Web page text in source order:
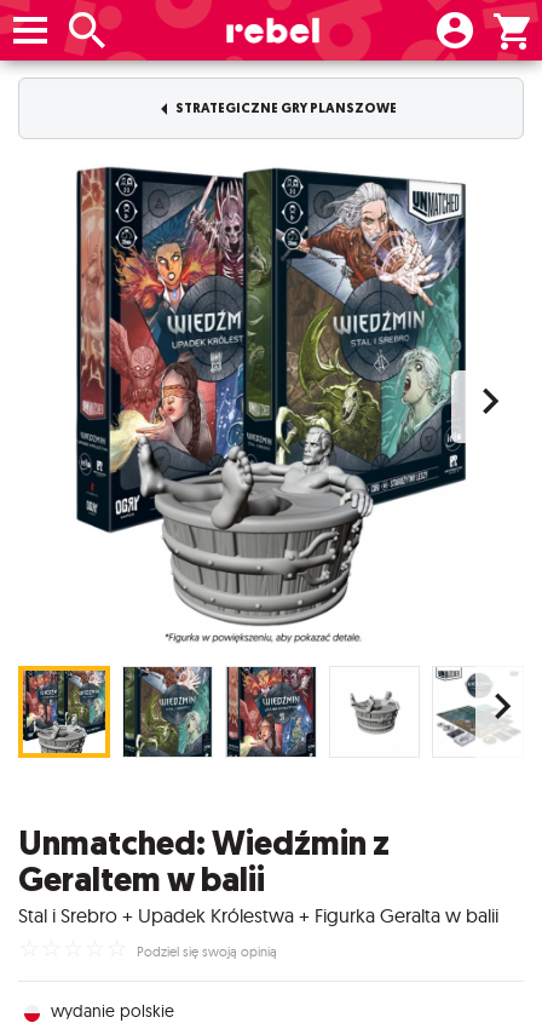
STRATEGICZNE GRY PLANSZOWE
Unmatched: Wiedźmin z
Geraltem w balii
Stal i Srebro + Upadek Królestwa + Figurka Geralta w balii
Podziel się swoją opinią
wydanie polskie